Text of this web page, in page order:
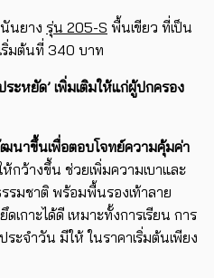
นยาง รุ่น 205-S พื้นเขียว ที่เป็น
ริ่มต้นที่ 340 บาท
ะหยัด’ เพิ่มเติมให้แก่ผู้ปกครอง
นาขึ้นเพื่อตอบโจทย์ความคุ้มค่า
กว้างขึ้น ช่วยเพิ่มความเบาและ
รมชาติ พร้อมพื้นรองเท้าลาย
กาะได้ดี เหมาะทั้งการเรียน การ
ะจำวัน มีให้ ในราคาเริ่มต้นเพียง